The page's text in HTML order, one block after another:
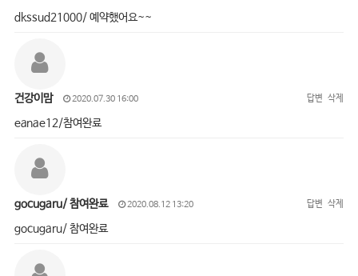
dkssud21000/ 예약했어요~~
건강이맘 2020.07.30 16:00 답변 삭제
eanae12/참여완료
gocugaru/ 참여완료 2020.08.12 13:20 답변 삭제
gocugaru/ 참여완료